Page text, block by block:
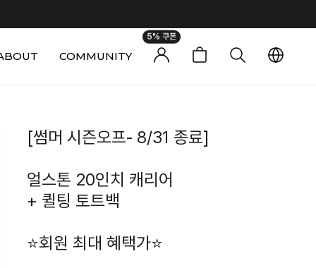
COMMUNITY
5% 쿠폰
[썸머 시즌오프- 8/31 종료]
얼스톤 20인치 캐리어
+ 퀼팅 토트백
⭐회원 최대 혜택가⭐